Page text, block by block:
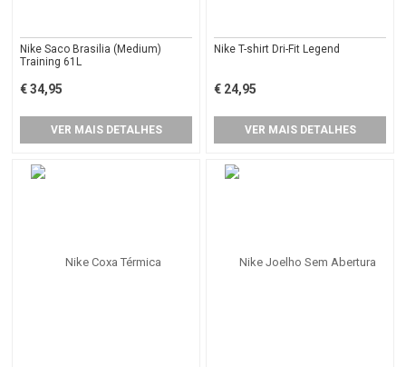
Nike Saco Brasilia (Medium)
Training 61L
€ 34,95
VER MAIS DETALHES
Nike T-shirt Dri-Fit Legend
€ 24,95
VER MAIS DETALHES